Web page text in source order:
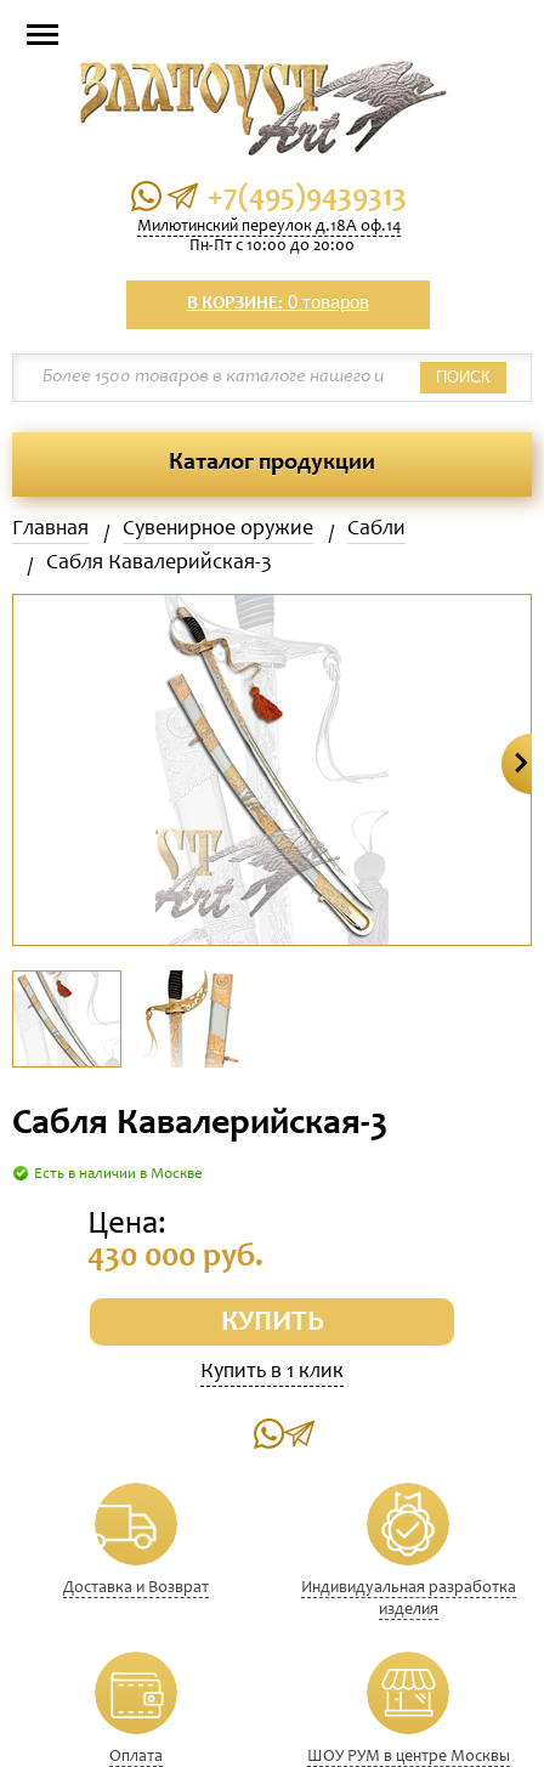
+7(495)9439313
Милютинский переулок д.18А оф.14
Пн-Пт с 10:00 до 20:00
В КОРЗИНЕ: 0 товаров
ПОИСК
Каталог продукции
Главная Сувенирное оружие
Сабли
Сабля Кавалерийская-3
Сабля Кавалерийская-3
Есть в наличии в Москве
Цена:
430 000 руб.
КУПИТЬ
Купить в 1 клик
Доставка и Возврат
Индивидуальная разработка
изделия
Оплата ШОУ РУМ в центре Москвы